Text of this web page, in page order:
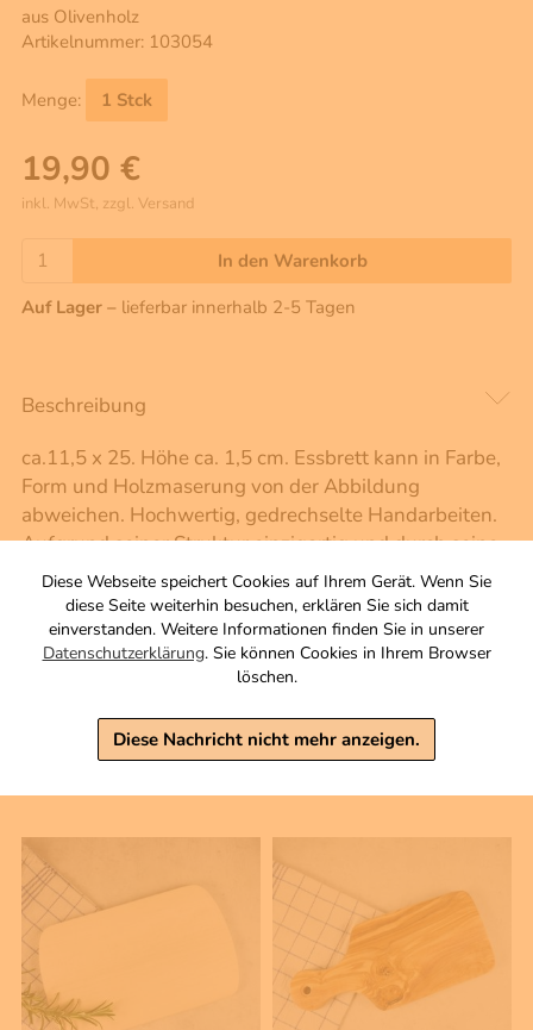
Diese Webseite speichert Cookies auf Ihrem Gerät. Wenn Sie
diese Seite weiterhin besuchen, erklären Sie sich damit
einverstanden. Weitere Informationen finden Sie in unserer
Datenschutzerklärung. Sie können Cookies in Ihrem Browser
löschen.
Diese Nachricht nicht mehr anzeigen.
aus Olivenholz
Artikelnummer: 103054
Menge: 1 Stck
19,90 €
inkl. MwSt, zzgl. Versand
In den Warenkorb
Auf Lager – lieferbar innerhalb 2-5 Tagen
Beschreibung
ca.11,5 x 25. Höhe ca. 1,5 cm. Essbrett kann in Farbe,
Form und Holzmaserung von der Abbildung
abweichen. Hochwertig, gedrechselte Handarbeiten.
Aufgrund seiner Struktur einzigartig und durch seine
Beschaffenheit optimal für den täglichen Gebrauch.
Interessantes und Wissenwertes
Wer diesen Artikel gekauft hat, kaufte